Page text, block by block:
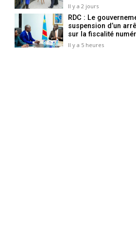
Il y a 2 jours
RDC : Le
suspension d’un
sur la fiscalité
Il y a 5 heures